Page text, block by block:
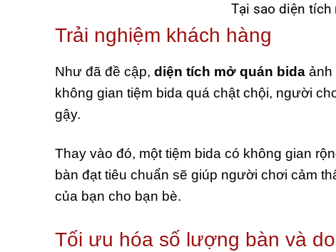
Tại sao diện tích
Trải nghiệm khách hàng
Như đã đề cập, diện tích mở quán bida ảnh
không gian tiệm bida quá chật chội, người
gậy.
Thay vào đó, một tiệm bida có không gian
bàn đạt tiêu chuẩn sẽ giúp người chơi cảm
của bạn cho bạn bè.
Tối ưu hóa số lượng bàn và